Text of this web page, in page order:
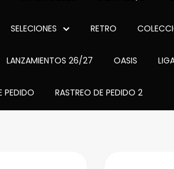
SELECIONES RETRO
LANZAMIENTOS 26/27 OASIS
PEDIDO RASTREO DE PEDIDO 2